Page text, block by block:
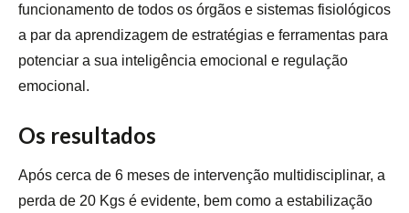
funcionamento de todos os órgãos e sistemas fisiológicos
a par da aprendizagem de estratégias e ferramentas para
potenciar a sua inteligência emocional e regulação
emocional.
Os resultados
Após cerca de 6 meses de intervenção multidisciplinar, a
perda de 20 Kgs é evidente, bem como a estabilização